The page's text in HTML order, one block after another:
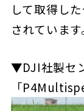
して取得し
されています
▼DJI社製セ
「